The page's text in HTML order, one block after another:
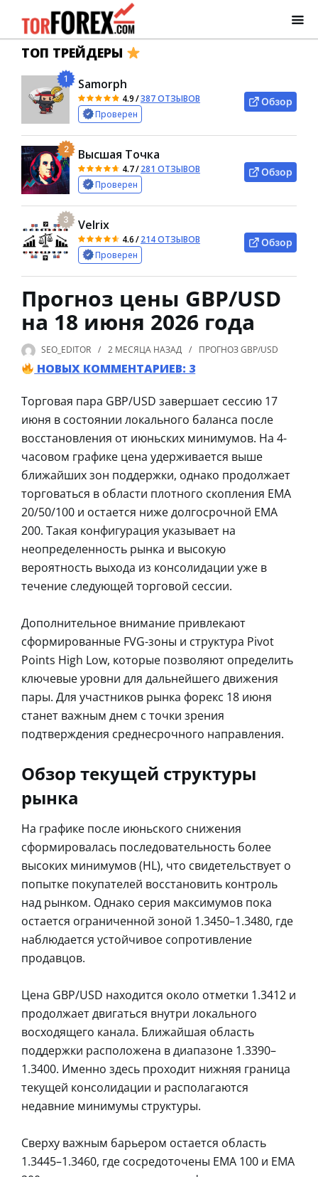
ТОП ТРЕЙДЕРЫ
1 Samorph
4.9/387 ОТЗЫВОВ
Проверен
Обзор
2 Высшая Точка
4.7/281 ОТЗЫВОВ
Проверен
Обзор
3 Velrix
4.6/214 ОТЗЫВОВ
Проверен
Обзор
Прогноз цены GBP/USD
на 18 июня 2026 года
SEO_EDITOR 2 МЕСЯЦА НАЗАД ПРОГНОЗ GBP/USD
НОВЫХ КОММЕНТАРИЕВ: 3
Торговая пара GBP/USD завершает сессию 17
июня в состоянии локального баланса после
восстановления от июньских минимумов. На 4-
часовом графике цена удерживается выше
ближайших зон поддержки, однако продолжает
торговаться в области плотного скопления EMA
20/50/100 и остается ниже долгосрочной EMA
200. Такая конфигурация указывает на
неопределенность рынка и высокую
вероятность выхода из консолидации уже в
течение следующей торговой сессии.
Дополнительное внимание привлекают
сформированные FVG-зоны и структура Pivot
Points High Low, которые позволяют определить
ключевые уровни для дальнейшего движения
пары. Для участников рынка форекс 18 июня
станет важным днем с точки зрения
подтверждения среднесрочного направления.
Обзор текущей структуры
рынка
На графике после июньского снижения
сформировалась последовательность более
высоких минимумов (HL), что свидетельствует о
попытке покупателей восстановить контроль
над рынком. Однако серия максимумов пока
остается ограниченной зоной 1.3450–1.3480, где
наблюдается устойчивое сопротивление
продавцов.
Цена GBP/USD находится около отметки 1.3412 и
продолжает двигаться внутри локального
восходящего канала. Ближайшая область
поддержки расположена в диапазоне 1.3390–
1.3400. Именно здесь проходит нижняя граница
текущей консолидации и располагаются
недавние минимумы структуры.
Сверху важным барьером остается область
1.3445–1.3460, где сосредоточены EMA 100 и EMA